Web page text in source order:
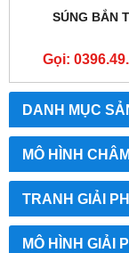
DANH MỤC
MÔ HÌNH
TRANH GIẢI
MÔ HÌNH GIẢI
SÚNG BẮN
Gọi: